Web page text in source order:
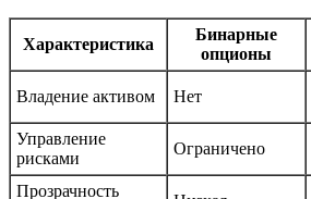
Характеристика
Бинарные
опционы
Владение активом Нет
Управление
рисками
Ограничено
Прозрачность